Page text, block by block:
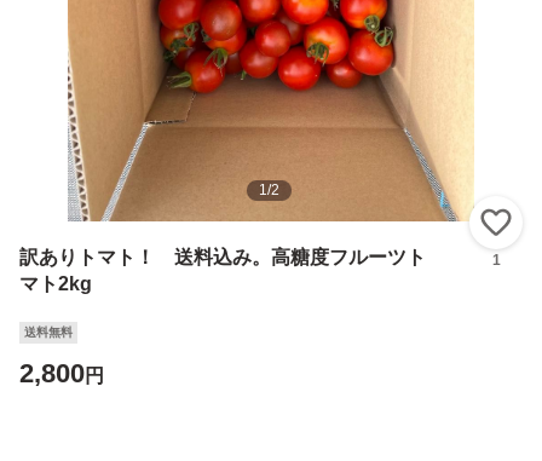
1/2
訳ありトマト！ 送料込み。高糖度フルーツト
マト2kg
1
送料無料
2,800円